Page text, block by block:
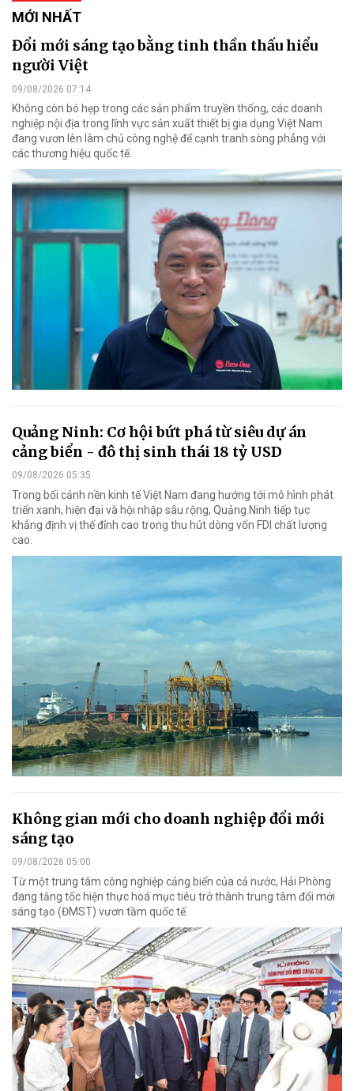
MỚI NHẤT
Đổi mới sáng tạo bằng tinh thần thấu hiểu
người Việt
09/08/2026 07:14
Không còn bó hẹp trong các sản phẩm truyền thống, các doanh
nghiệp nội địa trong lĩnh vực sản xuất thiết bị gia dụng Việt Nam
đang vươn lên làm chủ công nghệ để cạnh tranh sòng phẳng với
các thương hiệu quốc tế.
Quảng Ninh: Cơ hội bứt phá từ siêu dự án
cảng biển - đô thị sinh thái 18 tỷ USD
09/08/2026 05:35
Trong bối cảnh nền kinh tế Việt Nam đang hướng tới mô hình phát
triển xanh, hiện đại và hội nhập sâu rộng, Quảng Ninh tiếp tục
khẳng định vị thế đỉnh cao trong thu hút dòng vốn FDI chất lượng
cao.
Không gian mới cho doanh nghiệp đổi mới
sáng tạo
09/08/2026 05:00
Từ một trung tâm công nghiệp cảng biển của cả nước, Hải Phòng
đang tăng tốc hiện thực hoá mục tiêu trở thành trung tâm đổi mới
sáng tạo (ĐMST) vươn tầm quốc tế.